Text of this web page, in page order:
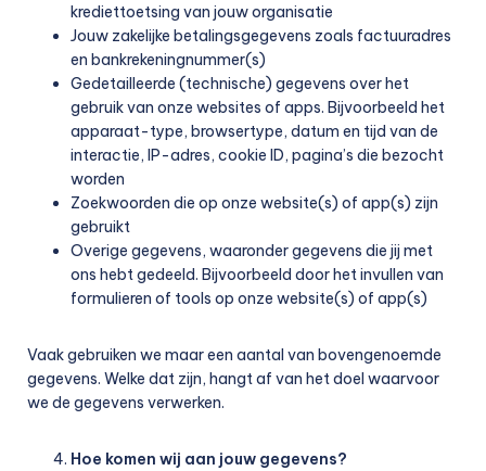
krediettoetsing van jouw organisatie
Jouw zakelijke betalingsgegevens zoals factuuradres
en bankrekeningnummer(s)
Gedetailleerde (technische) gegevens over het
gebruik van onze websites of apps. Bijvoorbeeld het
apparaat-type, browsertype, datum en tijd van de
interactie, IP-adres, cookie ID, pagina’s die bezocht
worden
Zoekwoorden die op onze website(s) of app(s) zijn
gebruikt
Overige gegevens, waaronder gegevens die jij met
ons hebt gedeeld. Bijvoorbeeld door het invullen van
formulieren of tools op onze website(s) of app(s)
Vaak gebruiken we maar een aantal van bovengenoemde
gegevens. Welke dat zijn, hangt af van het doel waarvoor
we de gegevens verwerken.
Hoe komen wij aan jouw gegevens?